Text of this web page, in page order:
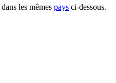
dans les mêmes pays ci-dessous.